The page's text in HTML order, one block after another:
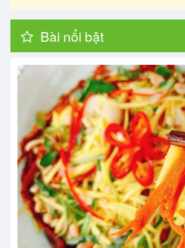
Bài nổi bật